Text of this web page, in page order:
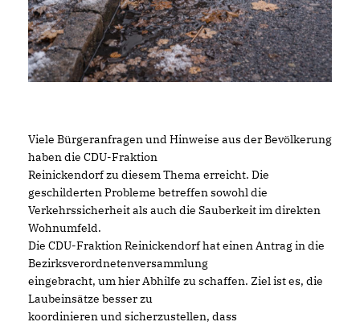
Viele Bürgeranfragen und Hinweise aus der Bevölkerung
haben die CDU-Fraktion
Reinickendorf zu diesem Thema erreicht. Die
geschilderten Probleme betreffen sowohl die
Verkehrssicherheit als auch die Sauberkeit im direkten
Wohnumfeld.
Die CDU-Fraktion Reinickendorf hat einen Antrag in die
Bezirksverordnetenversammlung
eingebracht, um hier Abhilfe zu schaffen. Ziel ist es, die
Laubeinsätze besser zu
koordinieren und sicherzustellen, dass